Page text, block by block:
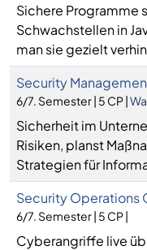
Sichere Programme
Schwachstellen in
man sie gezielt
Security
6/7. Semester | 5 CP |
Sicherheit im
Risiken, planst
Strategien für
Security Operations
6/7. Semester | 5 CP |
Cyberangriffe live